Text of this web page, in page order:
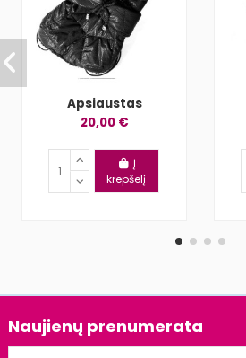
Apsiaustas
20,00 €
Į
krepšelį
Naujienų prenumerata